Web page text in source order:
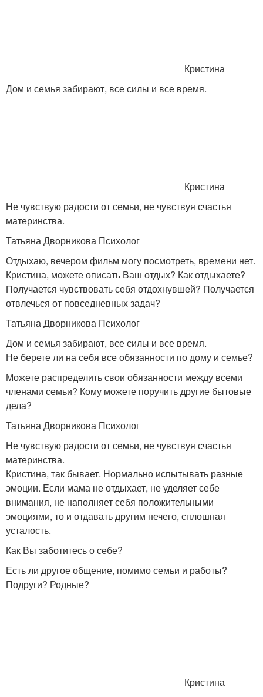
Кристина
Дом и семья забирают, все силы и все время.
Кристина
Не чувствую радости от семьи, не чувствуя счастья
материнства.
Татьяна Дворникова Психолог
Отдыхаю, вечером фильм могу посмотреть, времени нет.
Кристина, можете описать Ваш отдых? Как отдыхаете?
Получается чувствовать себя отдохнувшей? Получается
отвлечься от повседневных задач?
Татьяна Дворникова Психолог
Дом и семья забирают, все силы и все время.
Не берете ли на себя все обязанности по дому и семье?
Можете распределить свои обязанности между всеми
членами семьи? Кому можете поручить другие бытовые
дела?
Татьяна Дворникова Психолог
Не чувствую радости от семьи, не чувствуя счастья
материнства.
Кристина, так бывает. Нормально испытывать разные
эмоции. Если мама не отдыхает, не уделяет себе
внимания, не наполняет себя положительными
эмоциями, то и отдавать другим нечего, сплошная
усталость.
Как Вы заботитесь о себе?
Есть ли другое общение, помимо семьи и работы?
Подруги? Родные?
Кристина